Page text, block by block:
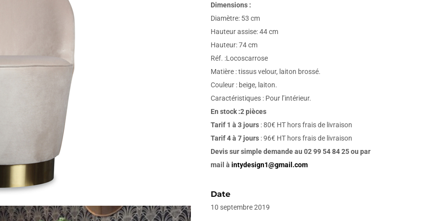
Dimensions :
Diamètre: 53 cm
Hauteur assise: 44 cm
Hauteur: 74 cm
Réf. :Locoscarrose
Matière : tissus velour, laiton brossé.
Couleur : beige, laiton.
Caractéristiques : Pour l’intérieur.
En stock :2 pièces
Tarif 1 à 3 jours : 80€ HT hors frais de livraison
Tarif 4 à 7 jours : 96€ HT hors frais de livraison
Devis sur simple demande au 02 99 54 84 25 ou par
mail àintydesign1@gmail.com
Date
10 septembre 2019